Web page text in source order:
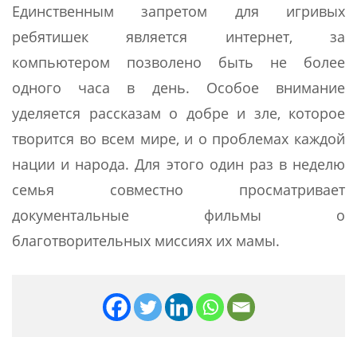
Единственным запретом для игривых
ребятишек является интернет, за
компьютером позволено быть не более
одного часа в день. Особое внимание
уделяется рассказам о добре и зле, которое
творится во всем мире, и о проблемах каждой
нации и народа. Для этого один раз в неделю
семья совместно просматривает
документальные фильмы о
благотворительных миссиях их мамы.